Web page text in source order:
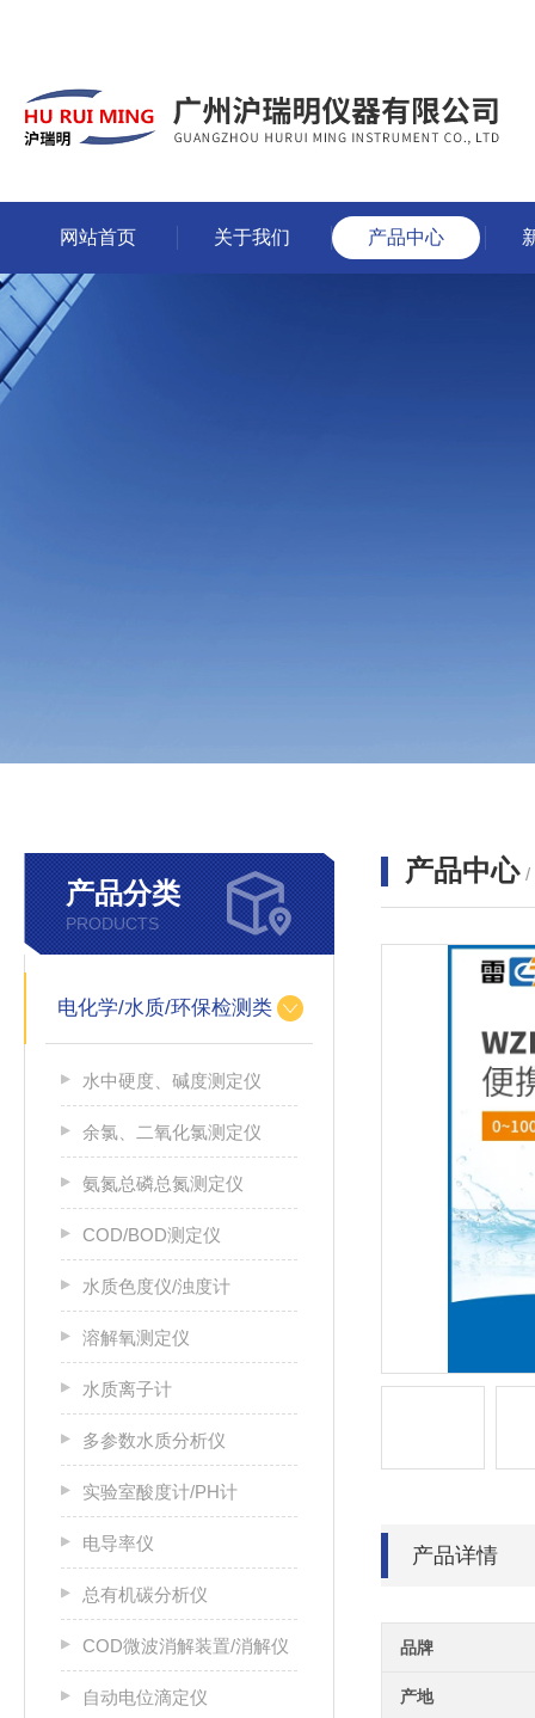
网站首页 关于我们 产品中心
产品分类
PRODUCTS
电化学/水质/环保检测类
水中硬度、碱度测定仪
余氯、二氧化氯测定仪
氨氮总磷总氮测定仪
COD/BOD测定仪
水质色度仪/浊度计
溶解氧测定仪
水质离子计
多参数水质分析仪
实验室酸度计/PH计
电导率仪
总有机碳分析仪
COD微波消解装置/消解仪
自动电位滴定仪
产品中心 /
产品详情
品牌
产地